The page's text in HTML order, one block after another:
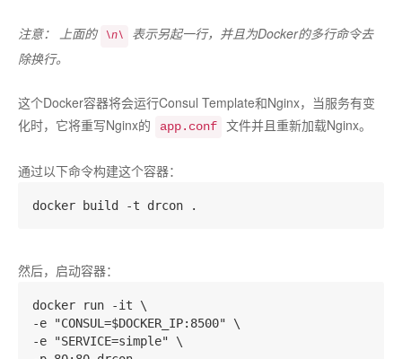
注意： 上面的 \n\
表示另起一行，并且为Docker的多行命令去
除换行。
这个Docker容器将会运行Consul Template和Nginx，当服务有变
化时，它将重写Nginx的
app.conf 文件并且重新加载Nginx。
通过以下命令构建这个容器：
然后，启动容器：
docker run -it \
-e "CONSUL=$DOCKER_IP:8500" \
-e "SERVICE=simple" \